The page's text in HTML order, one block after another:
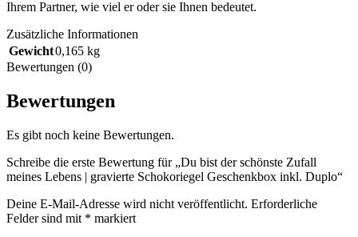
Ihrem Partner, wie viel er oder sie Ihnen bedeutet.
Zusätzliche Informationen
Gewicht0,165 kg
Bewertungen (0)
Bewertungen
Es gibt noch keine Bewertungen.
Schreibe die erste Bewertung für „Du bist der schönste Zufall
meines Lebens | gravierte Schokoriegel Geschenkbox inkl. Duplo“
Deine E-Mail-Adresse wird nicht veröffentlicht. Erforderliche
Felder sind mit * markiert